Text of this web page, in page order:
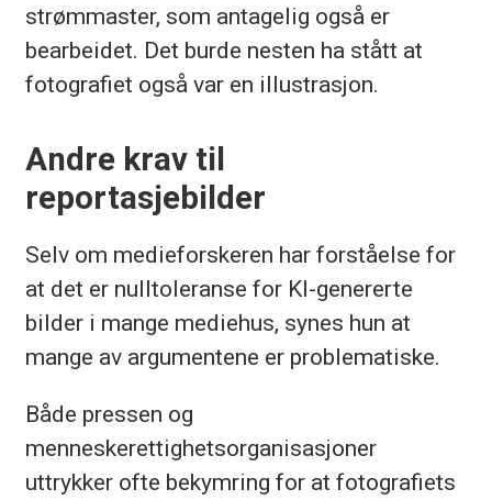
strømmaster, som antagelig også er
bearbeidet. Det burde nesten ha stått at
fotografiet også var en illustrasjon.
Andre krav til
reportasjebilder
Selv om medieforskeren har forståelse for
at det er nulltoleranse for KI-genererte
bilder i mange mediehus, synes hun at
mange av argumentene er problematiske.
Både pressen og
menneskerettighetsorganisasjoner
uttrykker ofte bekymring for at fotografiets